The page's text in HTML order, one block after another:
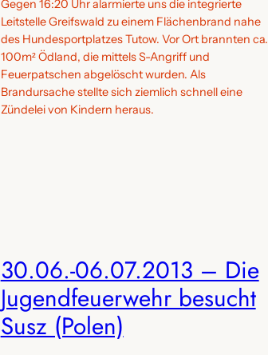
Gegen 16:20 Uhr alarmierte uns die integrierte
Leitstelle Greifswald zu einem Flächenbrand nahe
des Hundesportplatzes Tutow. Vor Ort brannten ca.
100m² Ödland, die mittels S-Angriff und
Feuerpatschen abgelöscht wurden. Als
Brandursache stellte sich ziemlich schnell eine
Zündelei von Kindern heraus.
30.06.-06.07.2013 – Die
Jugendfeuerwehr besucht
Susz (Polen)